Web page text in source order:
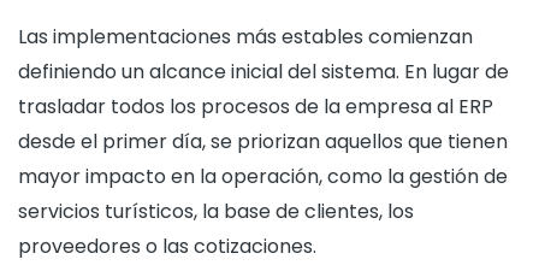
Las implementaciones más estables comienzan
definiendo un alcance inicial del sistema. En lugar de
trasladar todos los procesos de la empresa al ERP
desde el primer día, se priorizan aquellos que tienen
mayor impacto en la operación, como la gestión de
servicios turísticos, la base de clientes, los
proveedores o las cotizaciones.